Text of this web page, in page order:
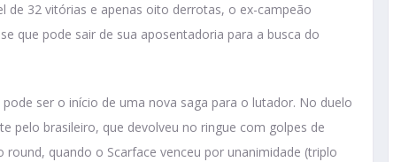
de 32 vitórias e apenas oito derrotas, o ex-campeão
que pode sair de sua aposentadoria para a busca do
ser o início de uma nova saga para o lutador. No duelo
pelo brasileiro, que devolveu no ringue com golpes de
quando o Scarface venceu por unanimidade (triplo